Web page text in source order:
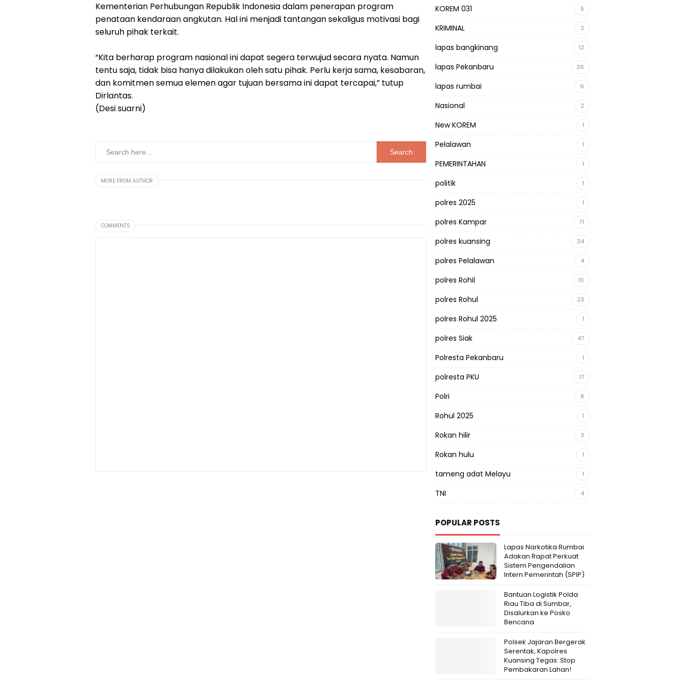
Kementerian Perhubungan Republik Indonesia dalam penerapan program
penataan kendaraan angkutan. Hal ini menjadi tantangan sekaligus motivasi bagi
seluruh pihak terkait.
“Kita berharap program nasional ini dapat segera terwujud secara nyata. Namun
tentu saja, tidak bisa hanya dilakukan oleh satu pihak. Perlu kerja sama, kesabaran,
dan komitmen semua elemen agar tujuan bersama ini dapat tercapai,” tutup
Dirlantas.
(Desi suarni)
MORE FROM AUTHOR
COMMENTS
KOREM 031 5
KRIMINAL 2
lapas bangkinang 12
lapas Pekanbaru 26
lapas rumbai 6
Nasional 2
New KOREM 1
Pelalawan 1
PEMERINTAHAN 1
politik 1
polres 2025 1
polres Kampar 71
polres kuansing 34
polres Pelalawan 4
polres Rohil 10
polres Rohul 23
polres Rohul 2025 1
polres Siak 47
Polresta Pekanbaru 1
polresta PKU 17
Polri 8
Rohul 2025 1
Rokan hilir 3
Rokan hulu 1
tameng adat Melayu 1
TNI 4
POPULAR POSTS
Lapas Narkotika Rumbai
Adakan Rapat Perkuat
Sistem Pengendalian
Intern Pemerintah (SPIP)
Bantuan Logistik Polda
Riau Tiba di Sumbar,
Disalurkan ke Posko
Bencana
Polsek Jajaran Bergerak
Serentak, Kapolres
Kuansing Tegas: Stop
Pembakaran Lahan!